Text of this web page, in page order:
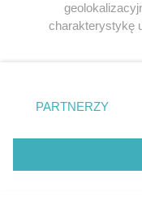
charakterystykę
zmienić/wycofać
znajdujący się w
użytkownika, ale
przetwarzaniu.
PARTNERZY